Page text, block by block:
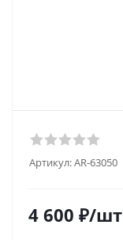
Артикул:AR-63050
4 600 ₽/шт